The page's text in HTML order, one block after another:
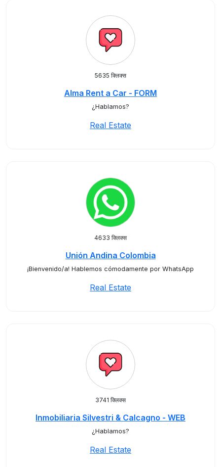
5635 क्लिक्स
Alma Rent a Car - FORM
¿Hablamos?
Real Estate
4633 क्लिक्स
Unión Andina Colombia
¡Bienvenido/a! Hablemos cómodamente por WhatsApp
Real Estate
3741 क्लिक्स
Inmobiliaria Silvestri & Calcagno - WEB
¿Hablamos?
Real Estate